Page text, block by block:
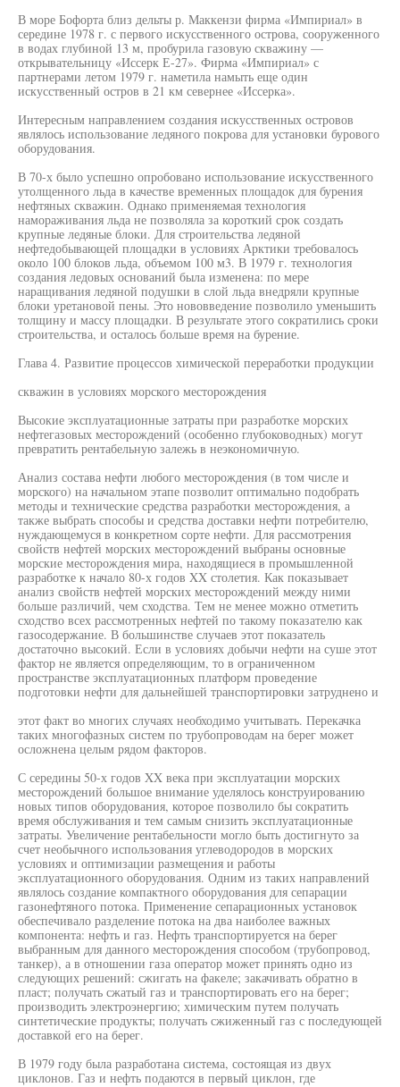
В море Бофорта близ дельты р. Маккензи фирма «Импириал» в
середине 1978 г. с первого искусственного острова, сооруженного
в водах глубиной 13 м, пробурила газовую скважину —
открывательницу «Иссерк Е-27». Фирма «Импириал» с
партнерами летом 1979 г. наметила намыть еще один
искусственный остров в 21 км севернее «Иссерка».
Интересным направлением создания искусственных островов
являлось использование ледяного покрова для установки бурового
оборудования.
В 70-х было успешно опробовано использование искусственного
утолщенного льда в качестве временных площадок для бурения
нефтяных скважин. Однако применяемая технология
намораживания льда не позволяла за короткий срок создать
крупные ледяные блоки. Для строительства ледяной
нефтедобывающей площадки в условиях Арктики требовалось
около 100 блоков льда, объемом 100 м3. В 1979 г. технология
создания ледовых оснований была изменена: по мере
наращивания ледяной подушки в слой льда внедряли крупные
блоки уретановой пены. Это нововведение позволило уменьшить
толщину и массу площадки. В результате этого сократились сроки
строительства, и осталось больше время на бурение.
Глава 4. Развитие процессов химической переработки продукции
скважин в условиях морского месторождения
Высокие эксплуатационные затраты при разработке морских
нефтегазовых месторождений (особенно глубоководных) могут
превратить рентабельную залежь в неэкономичную.
Анализ состава нефти любого месторождения (в том числе и
морского) на начальном этапе позволит оптимально подобрать
методы и технические средства разработки месторождения, а
также выбрать способы и средства доставки нефти потребителю,
нуждающемуся в конкретном сорте нефти. Для рассмотрения
свойств нефтей морских месторождений выбраны основные
морские месторождения мира, находящиеся в промышленной
разработке к начало 80-х годов XX столетия. Как показывает
анализ свойств нефтей морских месторождений между ними
больше различий, чем сходства. Тем не менее можно отметить
сходство всех рассмотренных нефтей по такому показателю как
газосодержание. В большинстве случаев этот показатель
достаточно высокий. Если в условиях добычи нефти на суше этот
фактор не является определяющим, то в ограниченном
пространстве эксплуатационных платформ проведение
подготовки нефти для дальнейшей транспортировки затруднено и
этот факт во многих случаях необходимо учитывать. Перекачка
таких многофазных систем по трубопроводам на берег может
осложнена целым рядом факторов.
С середины 50-х годов XX века при эксплуатации морских
месторождений большое внимание уделялось конструированию
новых типов оборудования, которое позволило бы сократить
время обслуживания и тем самым снизить эксплуатационные
затраты. Увеличение рентабельности могло быть достигнуто за
счет необычного использования углеводородов в морских
условиях и оптимизации размещения и работы
эксплуатационного оборудования. Одним из таких направлений
являлось создание компактного оборудования для сепарации
газонефтяного потока. Применение сепарационных установок
обеспечивало разделение потока на два наиболее важных
компонента: нефть и газ. Нефть транспортируется на берег
выбранным для данного месторождения способом (трубопровод,
танкер), а в отношении газа оператор может принять одно из
следующих решений: сжигать на факеле; закачивать обратно в
пласт; получать сжатый газ и транспортировать его на берег;
производить электроэнергию; химическим путем получать
синтетические продукты; получать сжиженный газ с последующей
доставкой его на берег.
В 1979 году была разработана система, состоящая из двух
циклонов. Газ и нефть подаются в первый циклон, где